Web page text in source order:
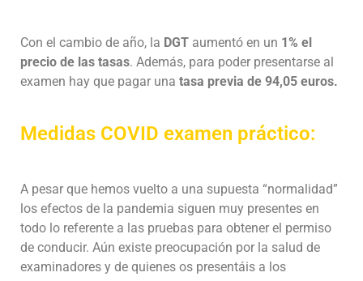
Con el cambio de año, la DGT aumentó en un 1% el
precio de las tasas. Además, para poder presentarse al
examen hay que pagar una tasa previa de 94,05 euros.
Medidas COVID examen práctico:
A pesar que hemos vuelto a una supuesta “normalidad”
los efectos de la pandemia siguen muy presentes en
todo lo referente a las pruebas para obtener el permiso
de conducir. Aún existe preocupación por la salud de
examinadores y de quienes os presentáis a los